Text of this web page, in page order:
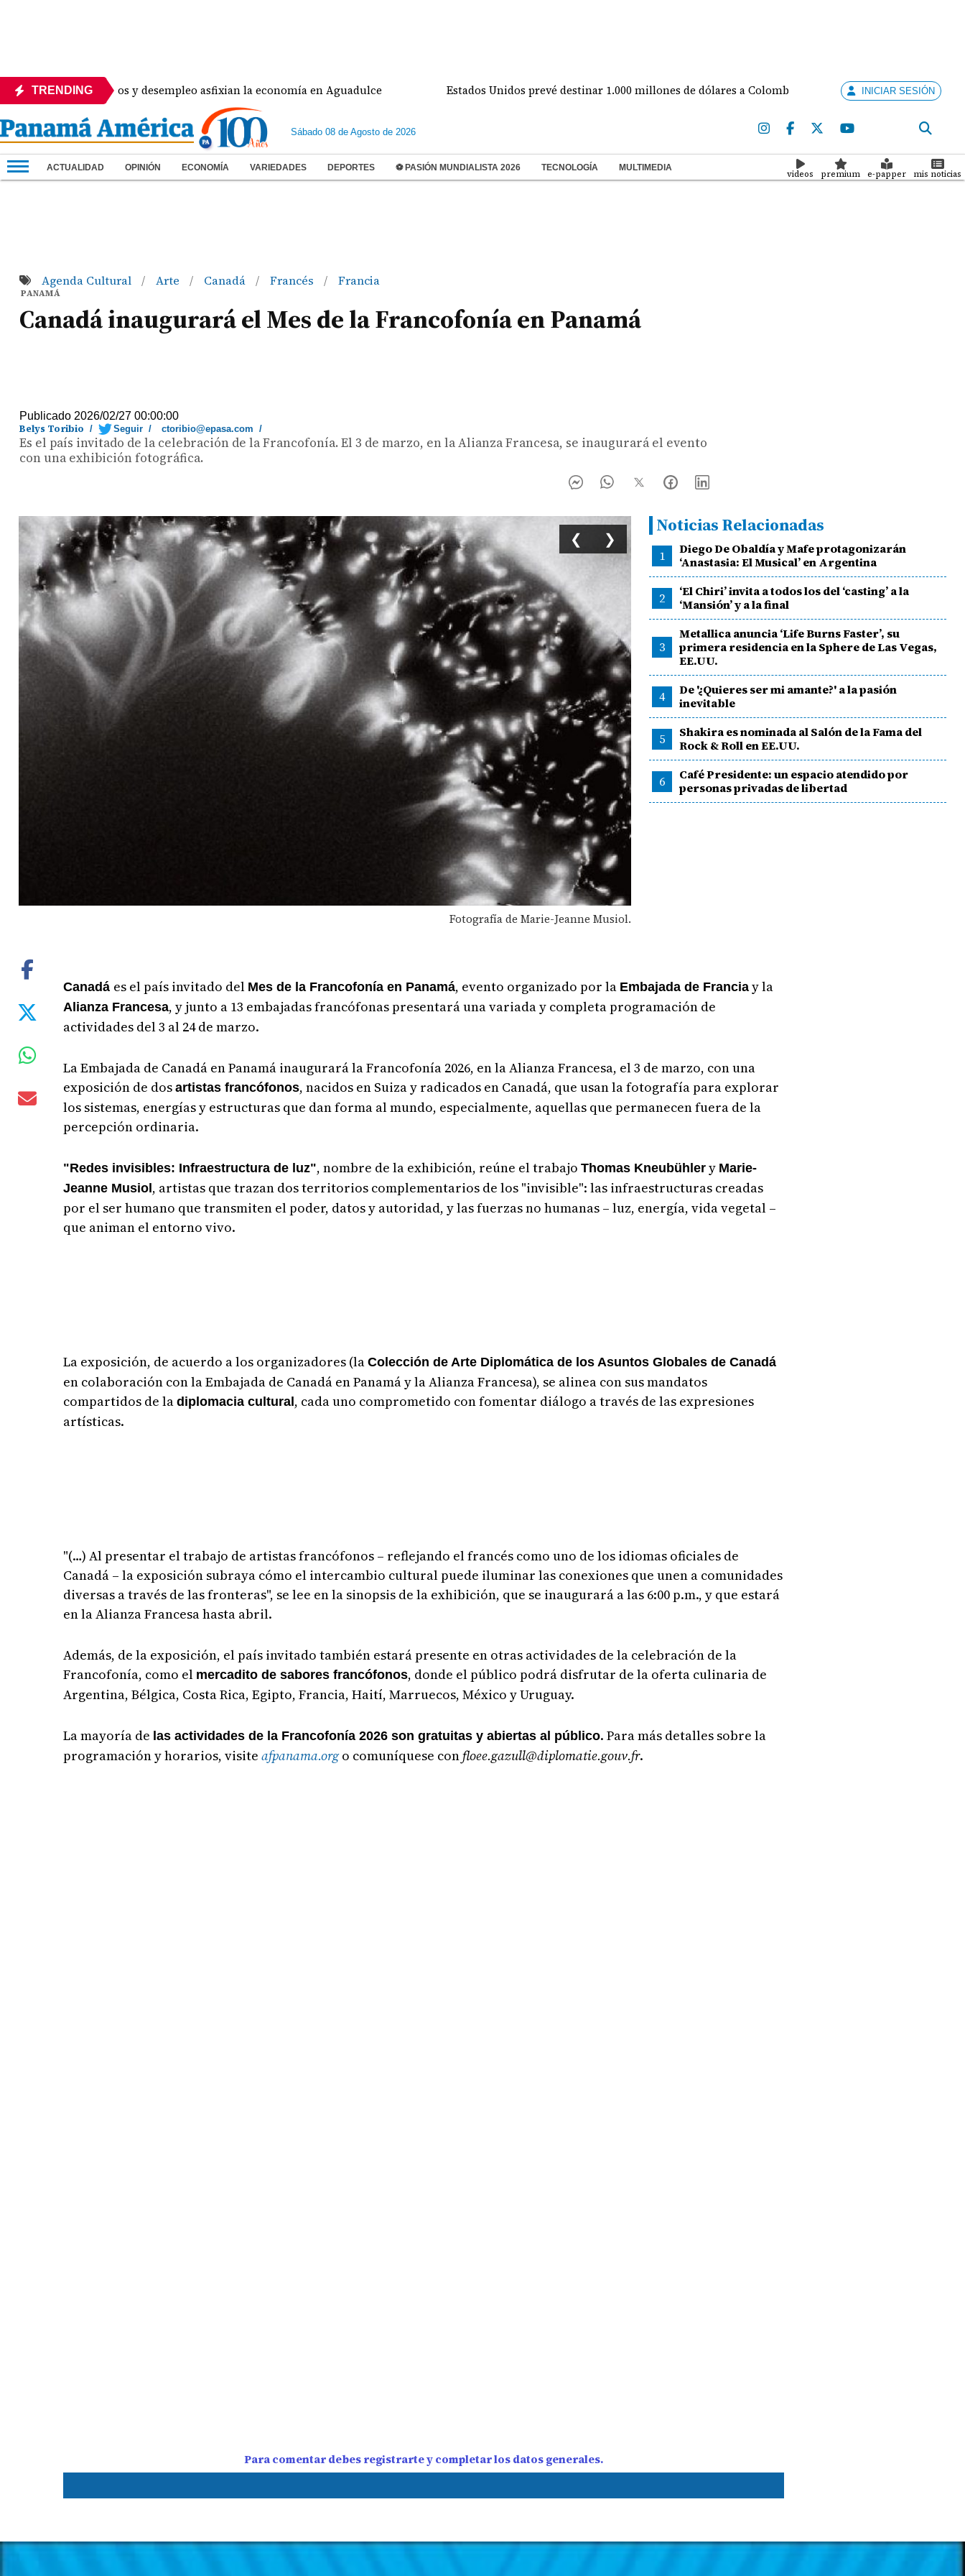
TRENDING
comercios y desempleo asfixian la economía en Aguadulce Estados Unidos prevé destinar 1.000 millones de dólares a Colombia para seguridad Fallece José
INICIAR SESIÓN
Sábado 08 de Agosto de 2026
ACTUALIDAD OPINIÓN ECONOMÍA VARIEDADES DEPORTES ⚽ PASIÓN MUNDIALISTA 2026 TECNOLOGÍA MULTIMEDIA
videos premium e-papper mis noticias
Agenda Cultural / Arte / Canadá / Francés / Francia
PANAMÁ
Canadá inaugurará el Mes de la Francofonía en Panamá
Publicado 2026/02/27 00:00:00
Belys Toribio / Seguir / ctoribio@epasa.com /
Es el país invitado de la celebración de la Francofonía. El 3 de marzo, en la Alianza Francesa, se inaugurará el evento
con una exhibición fotográfica.
Fotografía de Marie-Jeanne Musiol.
❮ ❯
Noticias Relacionadas
1
Diego De Obaldía y Mafe protagonizarán
‘Anastasia: El Musical’ en Argentina
2
‘El Chiri’ invita a todos los del ‘casting’ a la
‘Mansión’ y a la final
3
Metallica anuncia ‘Life Burns Faster’, su
primera residencia en la Sphere de Las Vegas,
EE.UU.
4
De '¿Quieres ser mi amante?' a la pasión
inevitable
5
Shakira es nominada al Salón de la Fama del
Rock & Roll en EE.UU.
6
Café Presidente: un espacio atendido por
personas privadas de libertad
Canadá es el país invitado del Mes de la Francofonía en Panamá, evento organizado por la Embajada de Francia y la
Alianza Francesa, y junto a 13 embajadas francófonas presentará una variada y completa programación de
actividades del 3 al 24 de marzo.
La Embajada de Canadá en Panamá inaugurará la Francofonía 2026, en la Alianza Francesa, el 3 de marzo, con una
exposición de dosartistas francófonos, nacidos en Suiza y radicados en Canadá, que usan la fotografía para explorar
los sistemas, energías y estructuras que dan forma al mundo, especialmente, aquellas que permanecen fuera de la
percepción ordinaria.
"Redes invisibles: Infraestructura de luz", nombre de la exhibición, reúne el trabajoThomas Kneubühler y Marie-
Jeanne Musiol, artistas que trazan dos territorios complementarios de los "invisible": las infraestructuras creadas
por el ser humano que transmiten el poder, datos y autoridad, y las fuerzas no humanas – luz, energía, vida vegetal –
que animan el entorno vivo.
La exposición, de acuerdo a los organizadores (laColección de Arte Diplomática de los Asuntos Globales de Canadá
en colaboración con la Embajada de Canadá en Panamá y la Alianza Francesa), se alinea con sus mandatos
compartidos de ladiplomacia cultural, cada uno comprometido con fomentar diálogo a través de las expresiones
artísticas.
"(…) Al presentar el trabajo de artistas francófonos – reflejando el francés como uno de los idiomas oficiales de
Canadá – la exposición subraya cómo el intercambio cultural puede iluminar las conexiones que unen a comunidades
diversas a través de las fronteras", se lee en la sinopsis de la exhibición, que se inaugurará a las 6:00 p.m., y que estará
en la Alianza Francesa hasta abril.
Además, de la exposición, el país invitado también estará presente en otras actividades de la celebración de la
Francofonía, como el mercadito de sabores francófonos, donde el público podrá disfrutar de la oferta culinaria de
Argentina, Bélgica, Costa Rica, Egipto, Francia, Haití, Marruecos, México y Uruguay.
La mayoría de las actividades de la Francofonía 2026 son gratuitas y abiertas al público. Para más detalles sobre la
programación y horarios, visiteafpanama.orgo comuníquese confloee.gazull@diplomatie.gouv.fr.
Para comentar debes registrarte y completar los datos generales.